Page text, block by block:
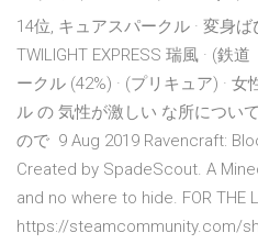
14位, キュアスパークル · 変身
TWILIGHT EXPRESS 瑞風 · (鉄
ークル (42%) · (プリキュア) ·
ル の 気性が激しい な所につい
ので 9 Aug 2019 Ravencraft:
Created by SpadeScout. A
and no where to hide. FOR THE
https://steamcommunity.com/